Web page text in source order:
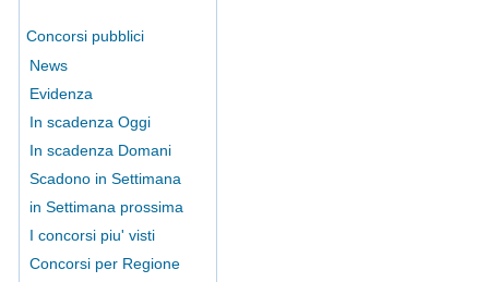
Concorsi pubblici
News
Evidenza
In scadenza Oggi
In scadenza Domani
Scadono in Settimana
in Settimana prossima
I concorsi piu' visti
Concorsi per Regione